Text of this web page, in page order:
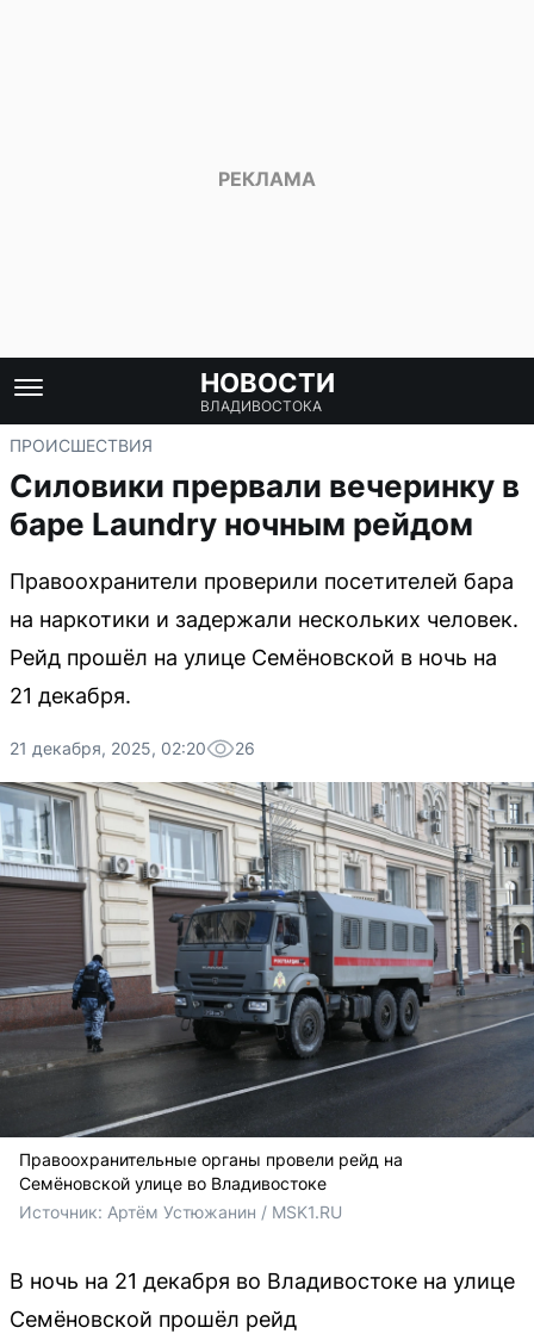
НОВОСТИ
ВЛАДИВОСТОКА
ПРОИСШЕСТВИЯ
Силовики прервали вечеринку в
баре Laundry ночным рейдом
Правоохранители проверили посетителей бара
на наркотики и задержали нескольких человек.
Рейд прошёл на улице Семёновской в ночь на
21 декабря.
21 декабря, 2025, 02:20 26
Правоохранительные органы провели рейд на
Семёновской улице во Владивостоке
Источник: Артём Устюжанин / MSK1.RU
В ночь на 21 декабря во Владивостоке на улице
Семёновской прошёл рейд